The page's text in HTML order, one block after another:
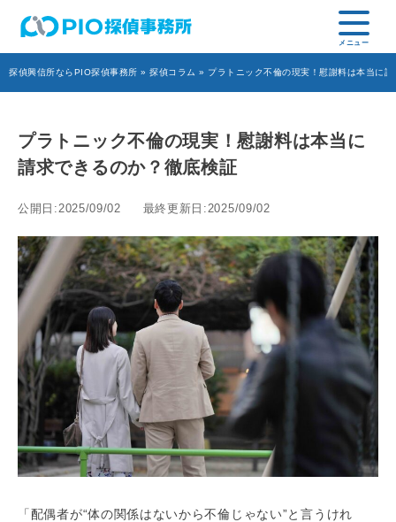
探偵興信所ならPIO探偵事務所 » 探偵コラム » プラトニック不倫の現実！慰謝料は本当に
プラトニック不倫の現実！慰謝料は本当に
請求できるのか？徹底検証
公開日:2025/09/02 最終更新日:2025/09/02
「配偶者が“体の関係はないから不倫じゃない”と言うけれ